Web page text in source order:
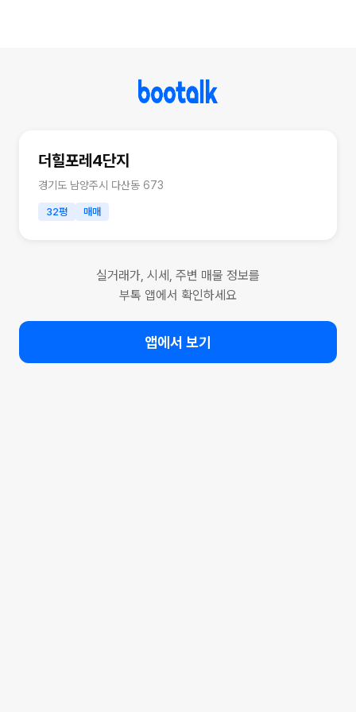
더힐포레4단지
경기도 남양주시 다산동 673
32평 매매
실거래가, 시세, 주변 매물 정보를
부톡 앱에서 확인하세요
앱에서 보기